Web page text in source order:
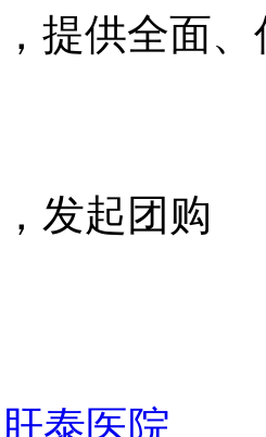
提供全面
发起团购
泰医院